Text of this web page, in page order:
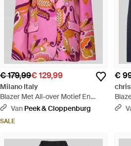
€ 179,99€ 129,99
Milano Italy
Blazer Met All-over Motief En
Klepzakken - Roze
Van Peek & Cloppenburg
SALE
€